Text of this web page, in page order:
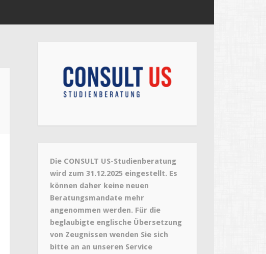
Die CONSULT US-Studienberatung
wird zum 31.12.2025 eingestellt. Es
können daher keine neuen
Beratungsmandate mehr
angenommen werden. Für die
beglaubigte englische Übersetzung
von Zeugnissen wenden Sie sich
bitte an an unseren Service